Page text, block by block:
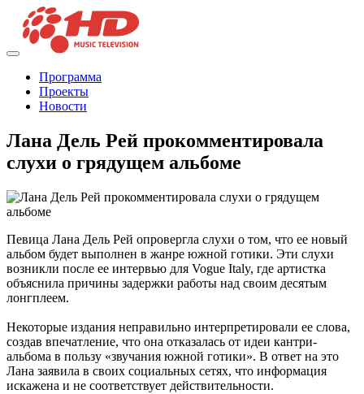
Программа
Проекты
Новости
Лана Дель Рей прокомментировала
слухи о грядущем альбоме
Певица Лана Дель Рей опровергла слухи о том, что ее новый
альбом будет выполнен в жанре южной готики. Эти слухи
возникли после ее интервью для Vogue Italy, где артистка
объяснила причины задержки работы над своим десятым
лонгплеем.
Некоторые издания неправильно интерпретировали ее слова,
создав впечатление, что она отказалась от идеи кантри-
альбома в пользу «звучания южной готики». В ответ на это
Лана заявила в своих социальных сетях, что информация
искажена и не соответствует действительности.